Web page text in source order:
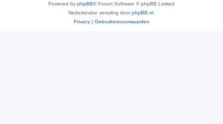
Powered by phpBB® Forum Software © phpBB Limited
Nederlandse vertaling doorphpBB.nl
Privacy | Gebruikersvoorwaarden